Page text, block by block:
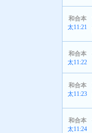
和合本
太11:21
和合本
太11:22
和合本
太11:23
和合本
太11:24